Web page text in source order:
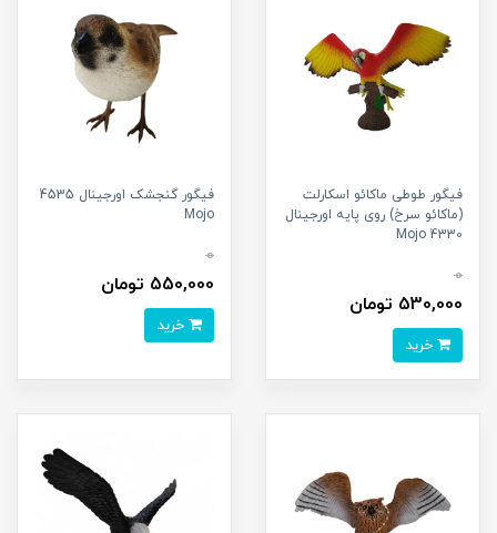
فیگور طوطی ماکائو اسکارلت
(ماکائو سرخ) روی پایه اورجینال
4330 Mojo
0
530,000 تومان
فیگور گنجشک اورجینال 4535
Mojo
0
550,000 تومان